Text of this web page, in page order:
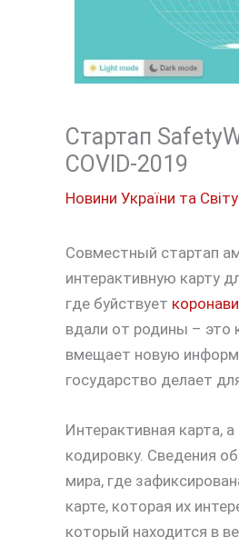
Стартап
COVID-2019
Новини України та Світу
Совместный стартап
интерактивную карту
где буйствует
вдали от родины – это
вмещает новую
государство делает
Интерактивная карта,
кодировку. Сведения
мира, где
карте, которая их
который находится в